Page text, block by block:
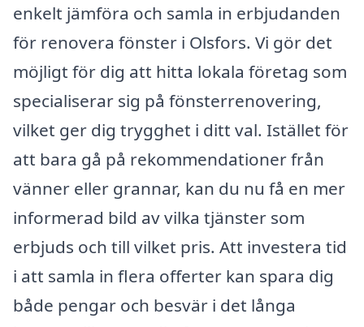
enkelt jämföra och samla in erbjudanden
för renovera fönster i Olsfors. Vi gör det
möjligt för dig att hitta lokala företag som
specialiserar sig på fönsterrenovering,
vilket ger dig trygghet i ditt val. Istället för
att bara gå på rekommendationer från
vänner eller grannar, kan du nu få en mer
informerad bild av vilka tjänster som
erbjuds och till vilket pris. Att investera tid
i att samla in flera offerter kan spara dig
både pengar och besvär i det långa